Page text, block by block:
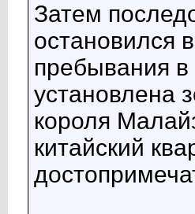
Затем
остановился
пребывания
установлена
короля
китайский